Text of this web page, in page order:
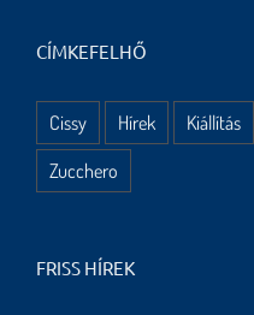
CÍMKEFELHŐ
Cissy Hírek Kiállítás
Zucchero
FRISS HÍREK